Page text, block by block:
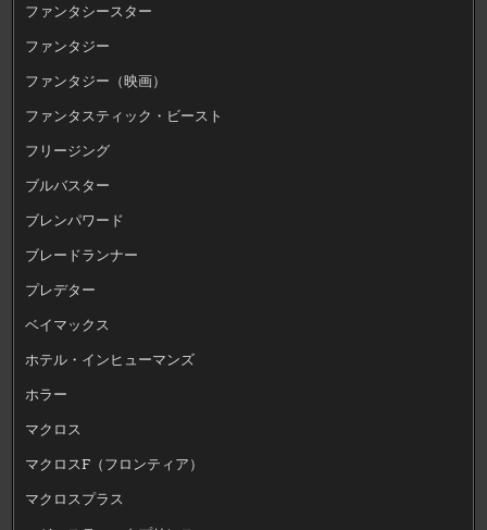
ファンタシースター
ファンタジー
ファンタジー（映画）
ファンタスティック・ビースト
フリージング
ブルバスター
ブレンパワード
ブレードランナー
プレデター
ベイマックス
ホテル・インヒューマンズ
ホラー
マクロス
マクロスF（フロンティア）
マクロスプラス